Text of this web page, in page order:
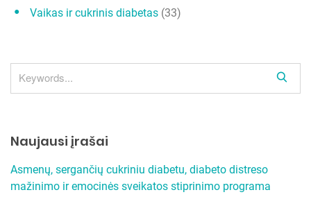
Vaikas ir cukrinis diabetas (33)
e
Naujausi įrašai
Asmenų, sergančių cukriniu diabetu, diabeto distreso
mažinimo ir emocinės sveikatos stiprinimo programa